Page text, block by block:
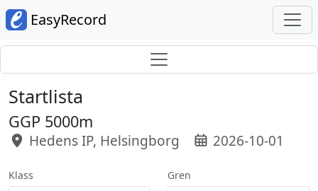
EasyRecord
Startlista
GGP 5000m
Hedens IP, Helsingborg 2026-10-01
Klass Gren